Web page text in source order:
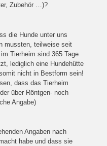
Zubehör …)?
die Hunde unter uns
mussten, teilweise seit
Tierheim sind 365 Tage
lediglich eine Hundehütte
nicht in Bestform sein!
dass das Tierheim
über Röntgen- noch
Angabe)
Angaben nach
habe und dass sie